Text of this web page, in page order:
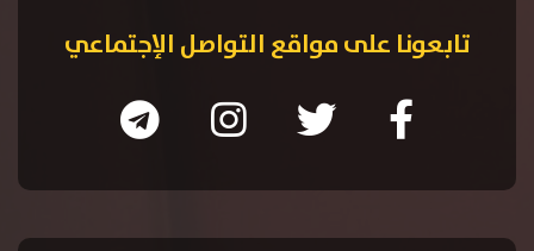
تابعونا على مواقع التواصل الإجتماعي